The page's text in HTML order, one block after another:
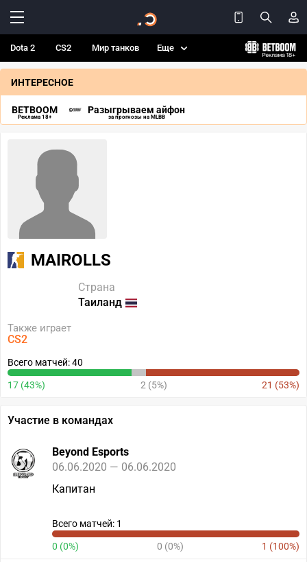
Dota 2 CS2 Мир танков Еще
ИНТЕРЕСНОЕ
BETBOOM
Реклама 18+
Разыгрываем айфон
за прогнозы на MLBB
MAIROLLS
Страна
Таиланд
Также играет
CS2
Всего матчей: 40
17 (43%) 2 (5%) 21 (53%)
Участие в командах
Beyond Esports
06.06.2020 — 06.06.2020
Капитан
Всего матчей: 1
0 (0%) 0 (0%) 1 (100%)